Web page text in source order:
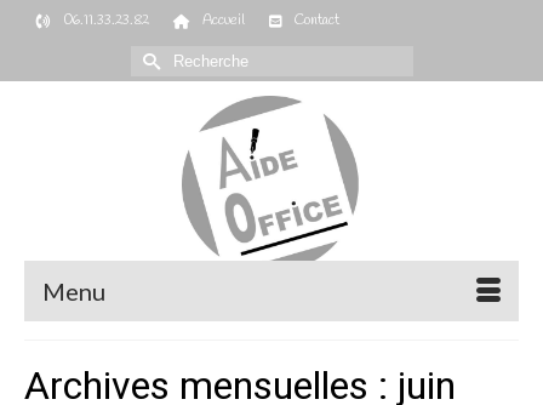
06.11.33.23.82 Accueil
Contact
Rechercher :
Menu
Archives mensuelles : juin